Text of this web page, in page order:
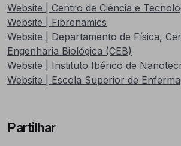
Website | Centro de Ciência e
Website | Fibrenamics
Website | Departamento de Física,
Engenharia Biológica (CEB)
Website | Instituto Ibérico de
Website | Escola Superior de
Partilhar